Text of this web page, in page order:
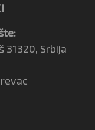
31320, Srbija